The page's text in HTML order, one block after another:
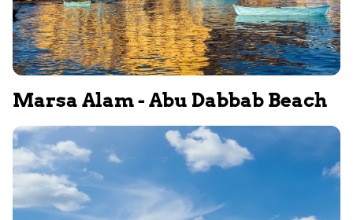
Marsa Alam - Abu Dabbab Beach